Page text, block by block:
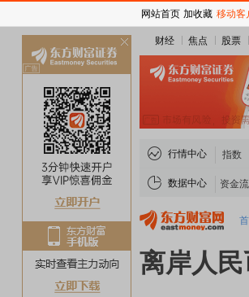
财经 焦点 股票
行情中心 指数
数据中心 资金
离岸人
网站首页 加收藏 移动客
关